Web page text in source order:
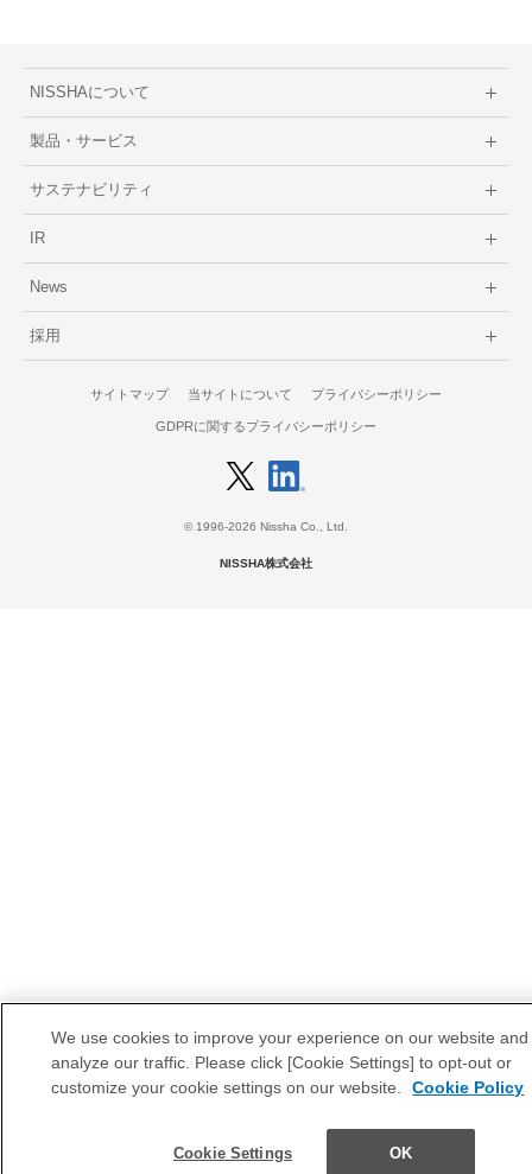
NISSHAについて
製品・サービス
サステナビリティ
IR
News
採用
サイトマップ 当サイトについて プライバシーポリシー
GDPRに関するプライバシーポリシー
© 1996-2026 Nissha Co., Ltd.
NISSHA株式会社
We use cookies to improve your experience on our website
analyze our traffic. Please click [Cookie Settings] to opt-out or
customize your cookie settings on our website.
Cookie Policy
Cookie Settings OK